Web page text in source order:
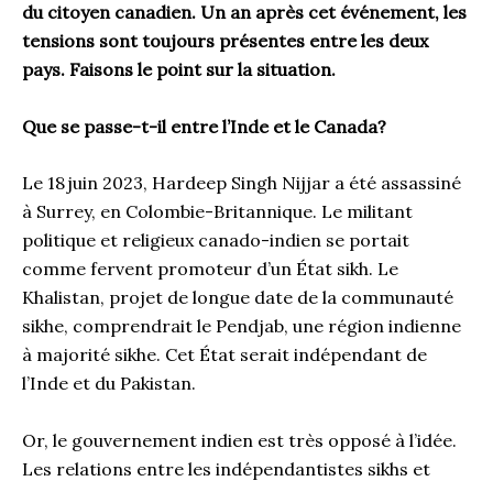
du citoyen canadien. Un an après cet événement, les
tensions sont toujours présentes entre les deux
pays. Faisons le point sur la situation.
Que se passe-t-il entre l’Inde et le Canada?
Le 18 juin 2023, Hardeep Singh Nijjar a été assassiné
à Surrey, en Colombie-Britannique. Le militant
politique et religieux canado-indien se portait
comme fervent promoteur d’un État sikh. Le
Khalistan, projet de longue date de la communauté
sikhe, comprendrait le Pendjab, une région indienne
à majorité sikhe. Cet État serait indépendant de
l’Inde et du Pakistan.
Or, le gouvernement indien est très opposé à l’idée.
Les relations entre les indépendantistes sikhs et